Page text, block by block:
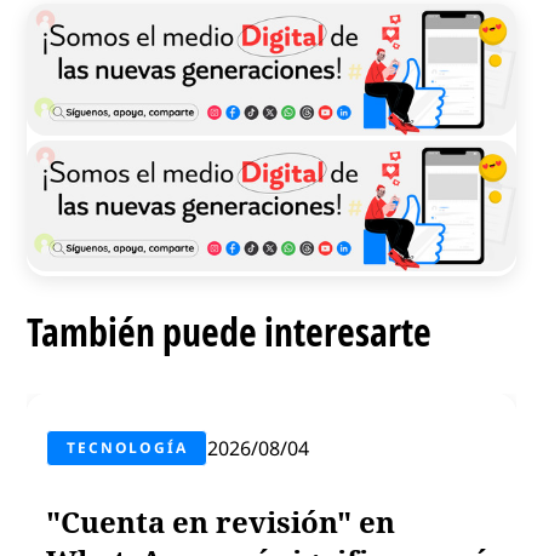
También puede interesarte
TECNOLOGÍA 2026/08/04
"Cuenta en revisión" en